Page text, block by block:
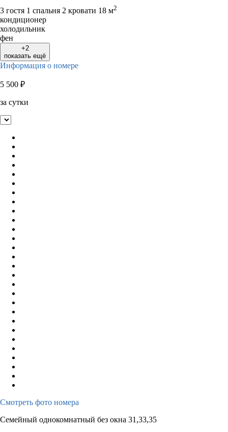
3 гостя 1 спальня 2 кровати 18 м2
кондиционер
холодильник
фен
+2
показать ещё
Информация о номере
5 500 ₽
за сутки
Смотреть фото номера
Семейный однокомнатный без окна 31,33,35